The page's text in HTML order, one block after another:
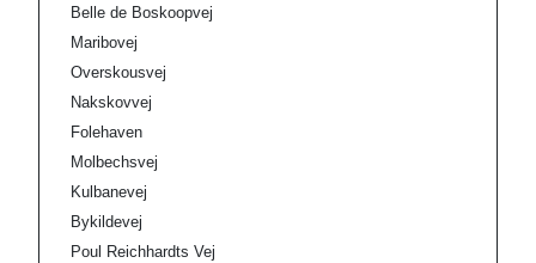
Belle de Boskoopvej
Maribovej
Overskousvej
Nakskovvej
Folehaven
Molbechsvej
Kulbanevej
Bykildevej
Poul Reichhardts Vej